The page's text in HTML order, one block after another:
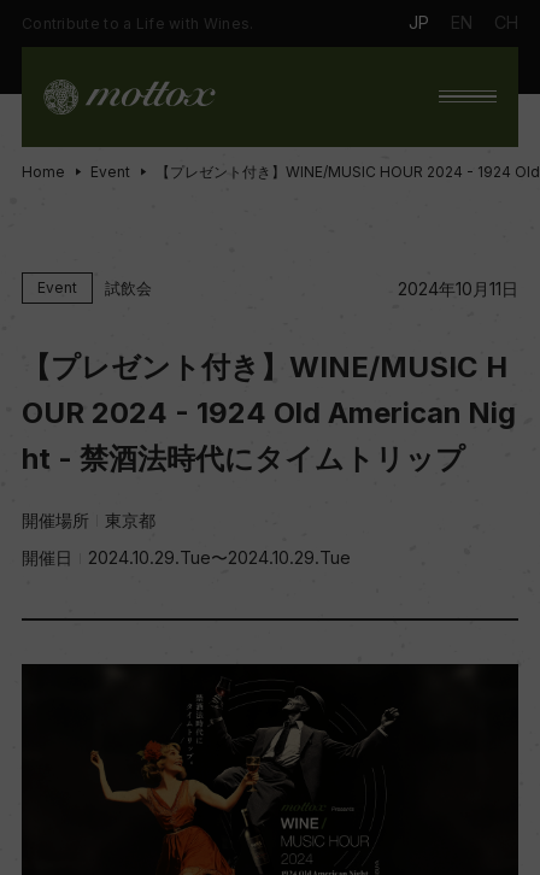
Contribute to a Life with Wines. JP EN CH
Home Event 【プレゼント付き】WINE/MUSIC HOUR 2024 - 1924
Event 試飲会 2024年10月11日
【プレゼント付き】WINE/MUSIC H
OUR 2024 - 1924 Old American Nig
ht - 禁酒法時代にタイムトリップ
開催場所
東京都
開催日
2024.10.29.Tue〜2024.10.29.Tue